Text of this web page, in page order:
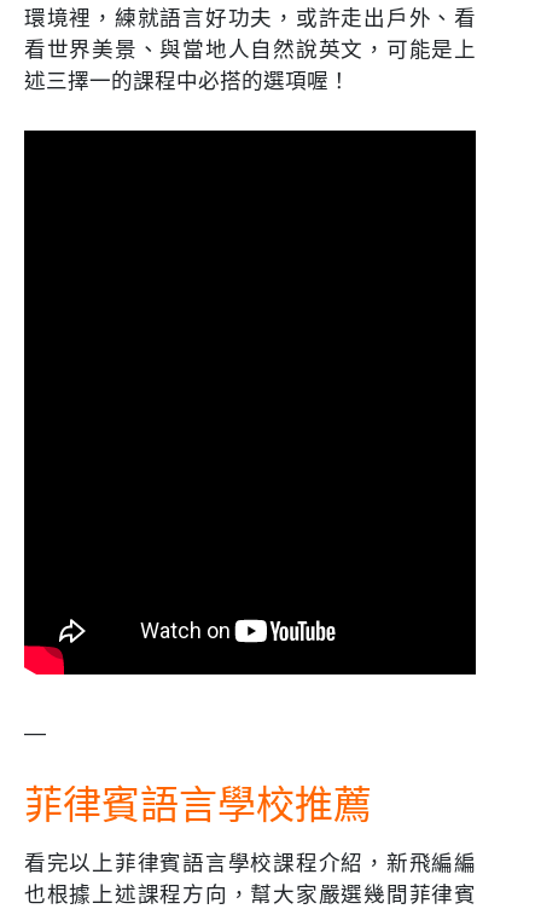
環境裡，練就語言好功夫，或許走出戶外、看
看世界美景、與當地人自然說英文，可能是上
述三擇一的課程中必搭的選項喔！
—
菲律賓語言學校推薦
看完以上菲律賓語言學校課程介紹，新飛編編
也根據上述課程方向，幫大家嚴選幾間菲律賓